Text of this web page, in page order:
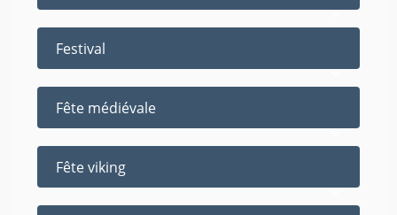
Festival
Fête médiévale
Fête viking